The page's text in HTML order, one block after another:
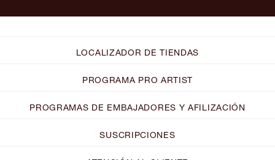
LOCALIZADOR DE TIENDAS
PROGRAMA PRO ARTIST
PROGRAMAS DE EMBAJADORES Y AFILIZACIÓN
SUSCRIPCIONES